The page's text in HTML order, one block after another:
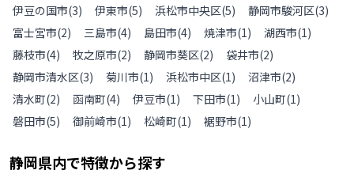
伊豆の国市(3) 伊東市(5) 浜松市中央区(5) 静岡市駿河区(3)
富士宮市(2) 三島市(4) 島田市(4) 焼津市(1) 湖西市(1)
藤枝市(4) 牧之原市(2) 静岡市葵区(2) 袋井市(2)
静岡市清水区(3) 菊川市(1) 浜松市中区(1) 沼津市(2)
清水町(2) 函南町(4) 伊豆市(1) 下田市(1) 小山町(1)
磐田市(5) 御前崎市(1) 松崎町(1) 裾野市(1)
静岡県内で特徴から探す